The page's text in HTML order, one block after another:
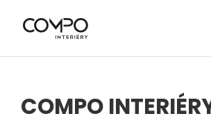
O nás
Služby
COMPO